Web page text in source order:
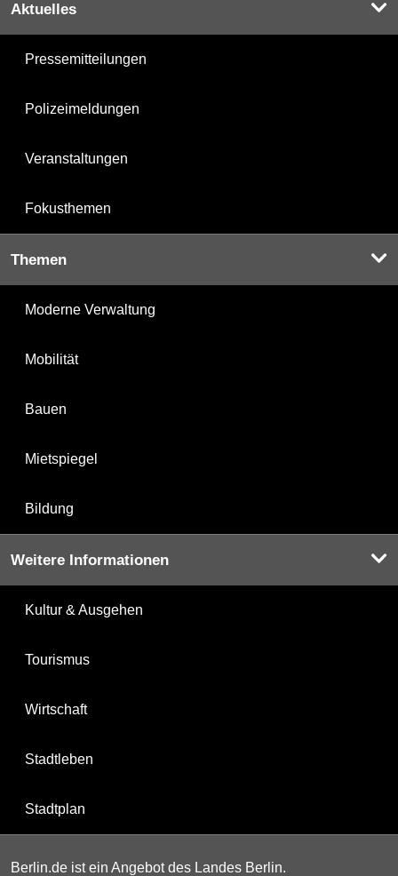
Aktuelles
Pressemitteilungen
Polizeimeldungen
Veranstaltungen
Fokusthemen
Themen
Moderne Verwaltung
Mobilität
Bauen
Mietspiegel
Bildung
Weitere Informationen
Kultur & Ausgehen
Tourismus
Wirtschaft
Stadtleben
Stadtplan
Berlin.de ist ein Angebot des Landes Berlin.